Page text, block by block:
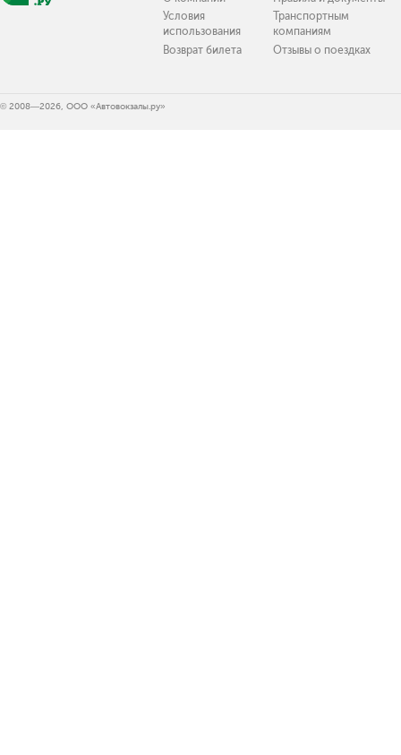
Условия
использования
Возврат билета
Транспортным
компаниям
Отзывы о поездках
© 2008—2026, ООО «Автовокзалы.ру»